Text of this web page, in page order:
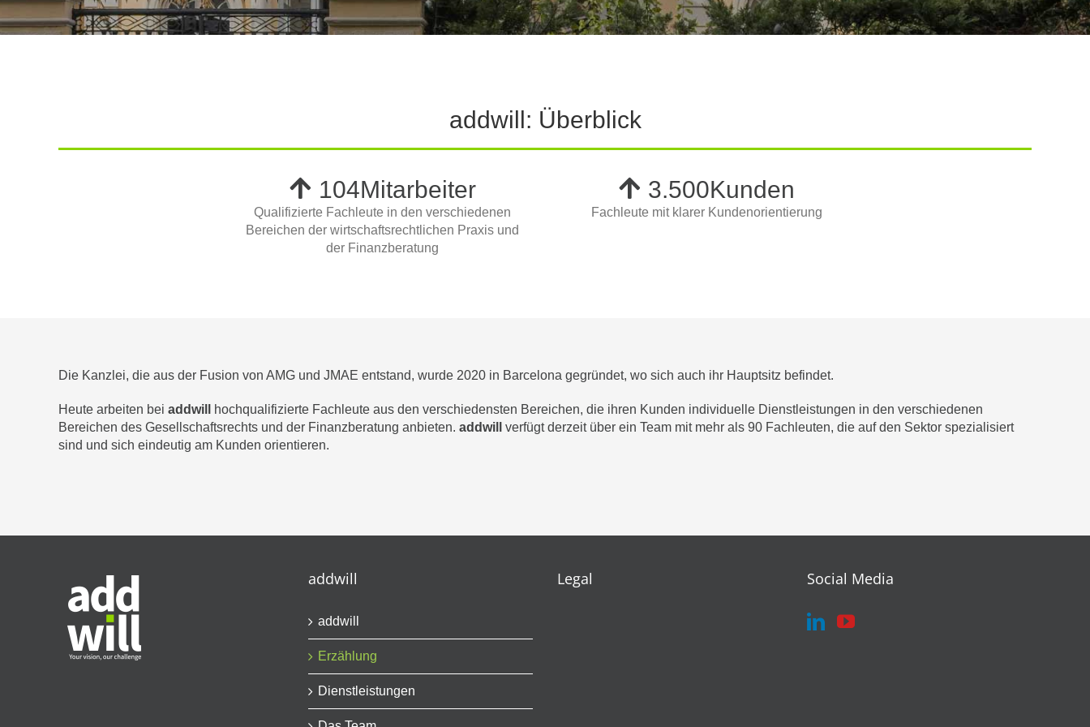
addwill: Überblick
104Mitarbeiter
Qualifizierte Fachleute in den verschiedenen
Bereichen der wirtschaftsrechtlichen Praxis und
der Finanzberatung
3.500Kunden
Fachleute mit klarer Kundenorientierung
Die Kanzlei, die aus der Fusion von AMG und JMAE entstand, wurde 2020 in Barcelona gegründet, wo sich auch ihr Hauptsitz befindet.
Heute arbeiten bei addwill
hochqualifizierte Fachleute aus den verschiedensten Bereichen, die ihren Kunden individuelle Dienstleistungen in den verschiedenen
Bereichen des Gesellschaftsrechts und der Finanzberatung anbieten. addwill
verfügt derzeit über ein Team mit mehr als 90 Fachleuten, die auf den Sektor spezialisiert
sind und sich eindeutig am Kunden orientieren.
addwill
addwill
Erzählung
Dienstleistungen
Legal Social Media